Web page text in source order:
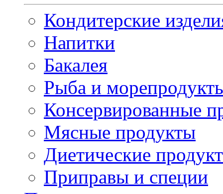
Кондитерские
Напитки
Бакалея
Рыба и
Консервированные
Мясные продукты
Диетические
Приправы и специи